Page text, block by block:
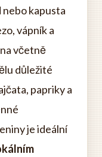
nebo kapusta
vápník a
včetně
důležité
papriky a
je ideální